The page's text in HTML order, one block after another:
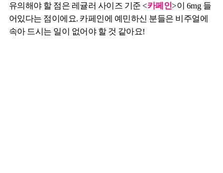
유의해야 할 점은 레귤러 사이즈 기준 <카페인>이 6mg 들
어있다는 점이에요. 카페인에 예민하신 분들은 비주얼에
속아 드시는 일이 없어야 할 것 같아요!